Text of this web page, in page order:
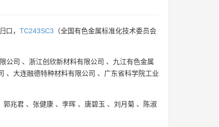
口， TC243SC3 （全国有色金属标准化技术委员会
公司 、 浙江创欣新材料有限公司 、 九江有色金属
、 大连融德特种材料有限公司 、 广东省科学院工业
郭兆君 、 张健康 、 李晖 、 唐碧玉 、 刘月菊 、 陈淑